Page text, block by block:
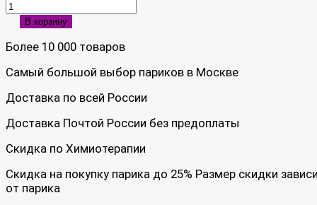
В корзину
Более 10 000 товаров
Самый большой выбор париков в Москве
Доставка по всей России
Доставка Почтой России без предоплаты
Скидка по Химиотерапии
Скидка на покупку парика до 25% Размер скидки
от парика